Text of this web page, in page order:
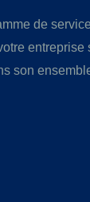
de
entreprise
son